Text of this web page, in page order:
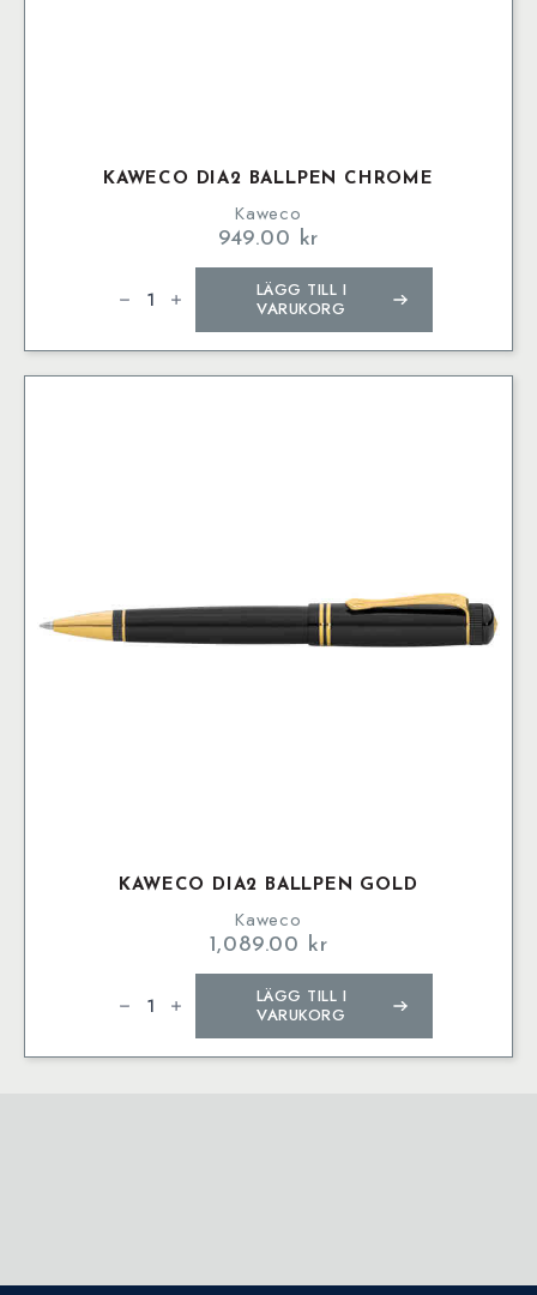
KAWECO DIA2 BALLPEN CHROME
Kaweco
949.00 kr
Ballpen
LÄGG TILL I
VARUKORG
KAWECO DIA2 BALLPEN GOLD
Kaweco
1,089.00 kr
Ballpen
LÄGG TILL I
VARUKORG